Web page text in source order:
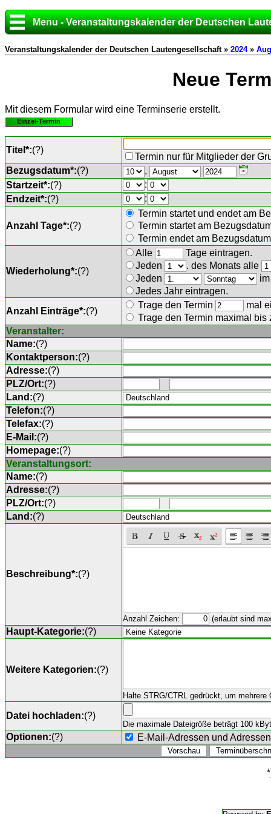
Menu - Veranstaltungskalender der Deutschen
Veranstaltungskalender der Deutschen Lautengesellschaft » 2024»
Neue
Mit diesem Formular wird eine Terminserie erstellt.
Einzel-Termin
Titel*:(?)
Termin nur für Mitglieder der
Bezugsdatum*:(?)
.
Startzeit*:(?)
:
Endzeit*:(?) :
Anzahl Tage*:(?)
Termin startet und endet am
Termin startet am
Termin endet am
Wiederholung*:(?)
Alle
Tage eintragen.
Jeden
. des Monats alle
Jeden
Jedes Jahr eintragen.
Anzahl Einträge*:(?)
Trage den Termin
mal
Trage den Termin maximal bis
Veranstalter:
Name:(?)
Kontaktperson:(?)
Adresse:(?)
PLZ/Ort:(?)
Land:(?)
Telefon:(?)
Telefax:(?)
E-Mail:(?)
Homepage:(?)
Veranstaltungsort:
Name:(?)
Adresse:(?)
PLZ/Ort:(?)
Land:(?)
Beschreibung*:(?)
Anzahl Zeichen: (erlaubt sind
Haupt-Kategorie:(?)
Weitere Kategorien:(?)
Halte STRG/CTRL gedrückt, um mehrere
Datei hochladen:(?)
Die maximale Dateigröße beträgt 100
Optionen:(?) E-Mail-Adressen und